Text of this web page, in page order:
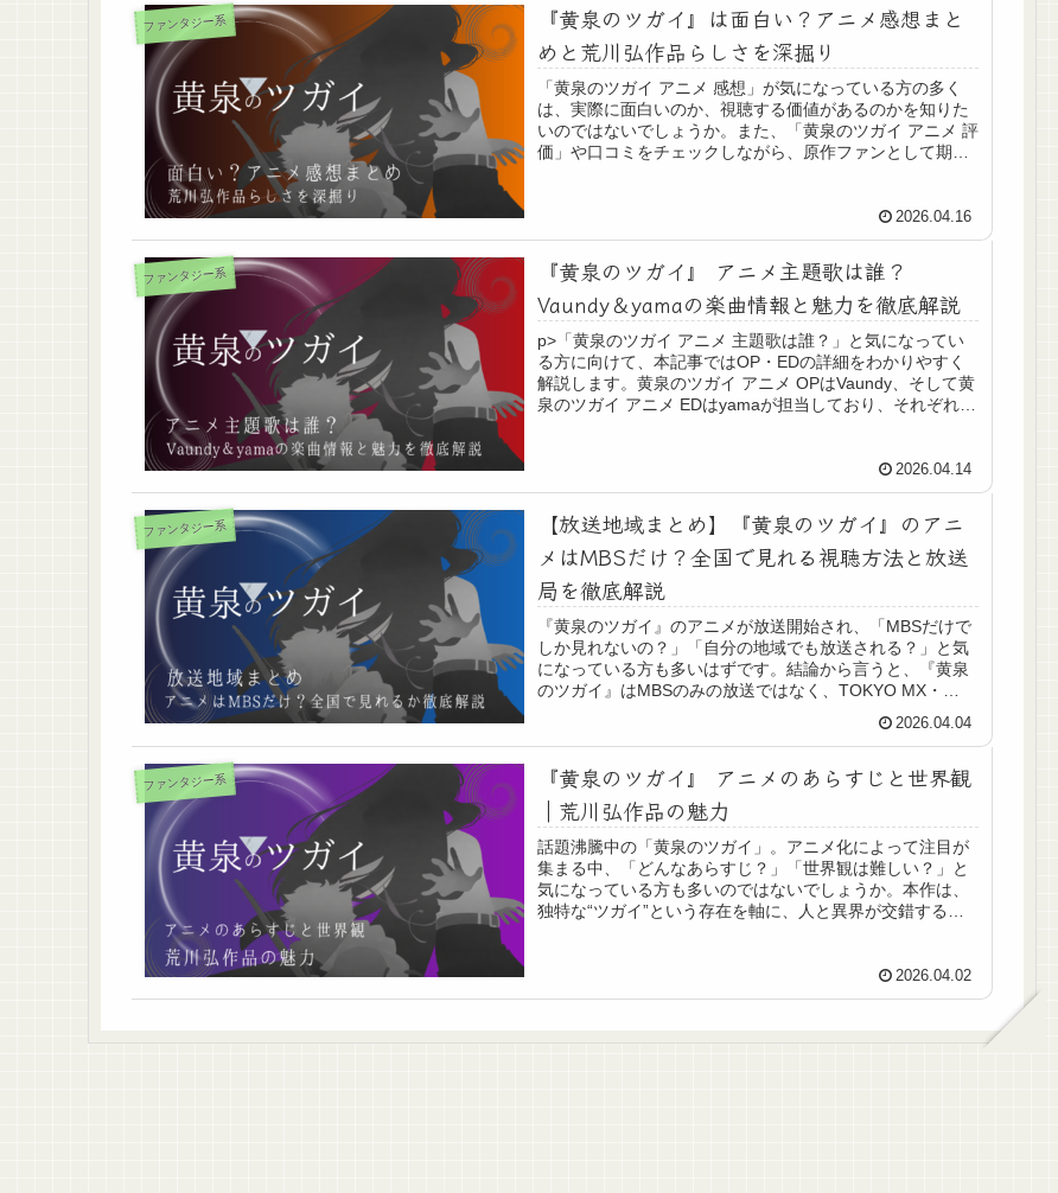
ファンタジー系
『黄泉のツガイ』は面白い？アニメ感想まと
めと荒川弘作品らしさを深掘り
「黄泉のツガイ アニメ 感想」が気になっている方の多く
は、実際に面白いのか、視聴する価値があるのかを知りた
いのではないでしょうか。また、「黄泉のツガイ アニメ 評
価」や口コミをチェックしながら、原作ファンとして期待
2026.04.16
ファンタジー系
『黄泉のツガイ』 アニメ主題歌は誰？
Vaundy＆yamaの楽曲情報と魅力を徹底解説
p>「黄泉のツガイ アニメ 主題歌は誰？」と気になってい
る方に向けて、本記事ではOP・EDの詳細をわかりやすく
解説します。黄泉のツガイ アニメ OPはVaundy、そして黄
泉のツガイ アニメ EDはyamaが担当しており、それぞれの
2026.04.14
ファンタジー系
【放送地域まとめ】『黄泉のツガイ』のアニ
メはMBSだけ？全国で見れる視聴方法と放送
局を徹底解説
『黄泉のツガイ』のアニメが放送開始され、「MBSだけで
しか見れないの？」「自分の地域でも放送される？」と気
になっている方も多いはずです。結論から言うと、『黄泉
のツガイ』はMBSのみの放送ではなく、TOKYO MX・
2026.04.04
ファンタジー系
『黄泉のツガイ』 アニメのあらすじと世界観
｜荒川弘作品の魅力
話題沸騰中の「黄泉のツガイ」。アニメ化によって注目が
集まる中、「どんなあらすじ？」「世界観は難しい？」と
気になっている方も多いのではないでしょうか。本作は、
独特な“ツガイ”という存在を軸に、人と異界が交錯する緊
2026.04.02